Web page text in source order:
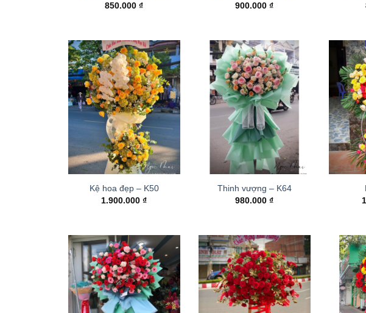
850.000₫
900.000₫
Kệ hoa đẹp – K50
1.900.000₫
Thinh vượng – K64
980.000₫